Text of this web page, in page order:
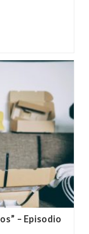
– Episodio